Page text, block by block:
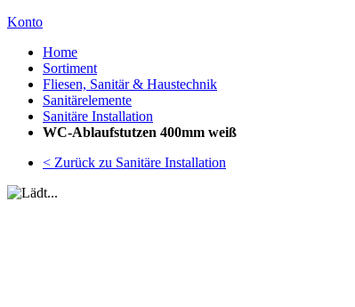
Konto
Home
Sortiment
Fliesen, Sanitär & Haustechnik
Sanitärelemente
Sanitäre Installation
WC-Ablaufstutzen 400mm weiß
< Zurück zu Sanitäre Installation